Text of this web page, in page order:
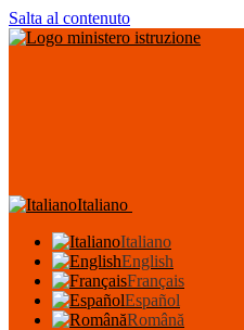
Salta al contenuto
Italiano
Italiano
English
Français
Español
Română